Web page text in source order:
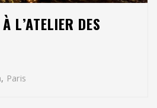
L’ATELIER DES
, Paris